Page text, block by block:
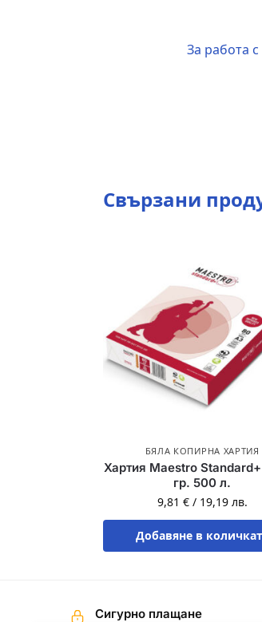
За работа
Свързани
БЯЛА КОПИРНА ХАРТИЯ
Хартия Maestro
гр. 500 л.
9,81 € / 19,19 лв.
Добавяне в
Сигурно плащане